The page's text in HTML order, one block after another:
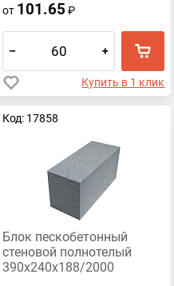
от 101.65 ₽
– +
Купить в 1 клик
Код: 17858
Блок пескобетонный
стеновой полнотелый
390x240x188/2000